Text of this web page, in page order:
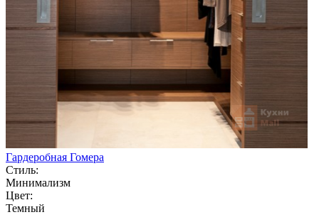
Гардеробная Гомера
Стиль:
Минимализм
Цвет:
Темный